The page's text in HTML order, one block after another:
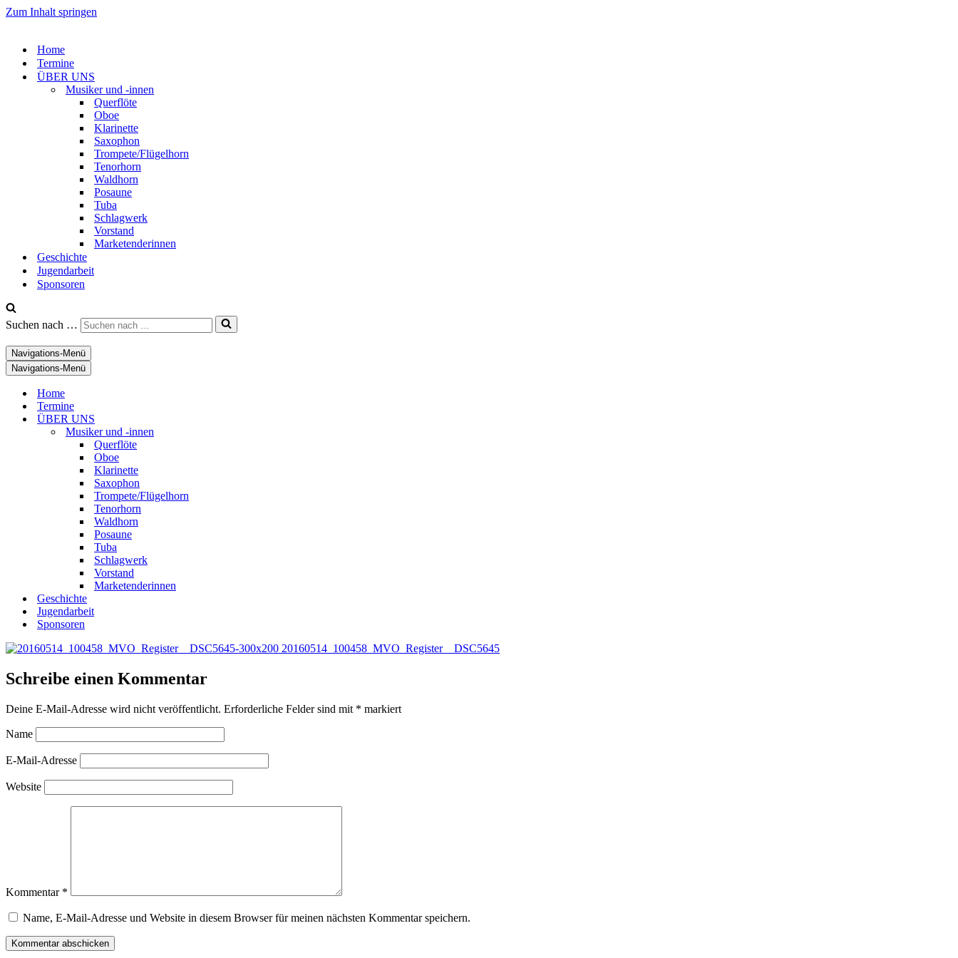
Zum Inhalt springen
Home
Termine
ÜBER UNS
Musiker und -innen
Querflöte
Oboe
Klarinette
Saxophon
Trompete/Flügelhorn
Tenorhorn
Waldhorn
Posaune
Tuba
Schlagwerk
Vorstand
Marketenderinnen
Geschichte
Jugendarbeit
Sponsoren
Suchen nach …
Navigations-Menü
Navigations-Menü
Home
Termine
ÜBER UNS
Musiker und -innen
Querflöte
Oboe
Klarinette
Saxophon
Trompete/Flügelhorn
Tenorhorn
Waldhorn
Posaune
Tuba
Schlagwerk
Vorstand
Marketenderinnen
Geschichte
Jugendarbeit
Sponsoren
Schreibe einen Kommentar
Deine E-Mail-Adresse wird nicht veröffentlicht. Erforderliche Felder sind mit * markiert
Name
E-Mail-Adresse
Website
Kommentar *
Name, E-Mail-Adresse und Website in diesem Browser für meinen nächsten Kommentar speichern.